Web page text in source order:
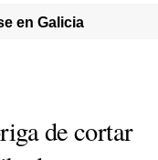
en Galicia
de cortar